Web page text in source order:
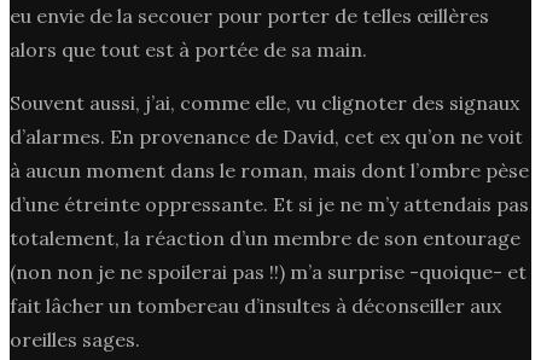
eu envie de la secouer pour porter de telles œillères
alors que tout est à portée de sa main.
Souvent aussi, j’ai, comme elle, vu clignoter des signaux
d’alarmes. En provenance de David, cet ex qu’on ne voit
à aucun moment dans le roman, mais dont l’ombre pèse
d’une étreinte oppressante. Et si je ne m’y attendais pas
totalement, la réaction d’un membre de son entourage
(non non je ne spoilerai pas !!) m’a surprise -quoique- et
fait lâcher un tombereau d’insultes à déconseiller aux
oreilles sages.